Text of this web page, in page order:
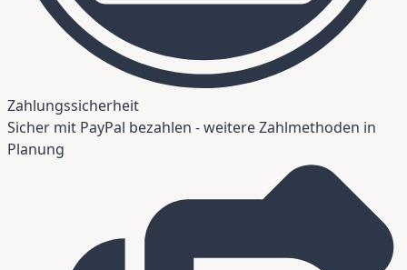
Zahlungssicherheit
Sicher mit PayPal bezahlen - weitere Zahlmethoden in
Planung